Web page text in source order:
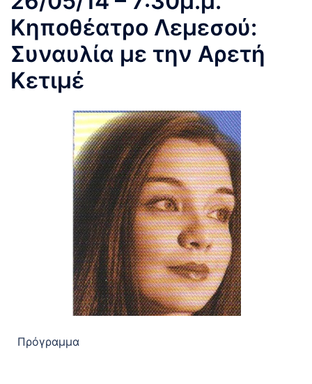
Κηποθέατρο Λεμεσού:
Συναυλία με την Αρετή
Κετιμέ
Πρόγραμμα